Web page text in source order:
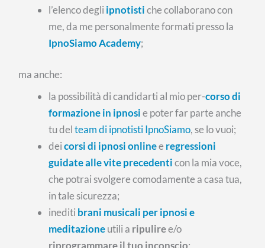
l’elenco degli ipnotistiche collaborano con
me, da me personalmente formati presso la
IpnoSiamo Academy;
ma anche:
la possibilità di candidarti al mio per-corso di
formazione in ipnosie poter far parte anche
tu delteam di ipnotisti IpnoSiamo, se lo vuoi;
deicorsi di ipnosi onlinee regressioni
guidate alle vite precedenticon la mia voce,
che potrai svolgere comodamente a casa tua,
in tale sicurezza;
inediti brani musicali per ipnosi e
meditazioneutili a ripuliree/o
riprogrammare il tuo inconscio;